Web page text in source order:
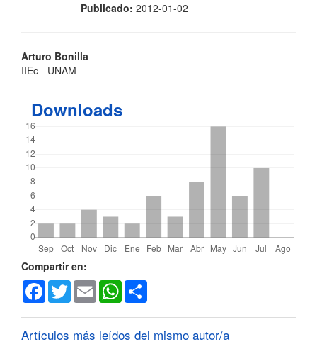
Publicado: 2012-01-02
Contenido
del
artículo
Arturo Bonilla
IIEc - UNAM
Downloads
Detalles
del
artículo
Compartir en:
Facebook
TwitterEmail WhatsApp
Artículos más leídos del mismo autor/a